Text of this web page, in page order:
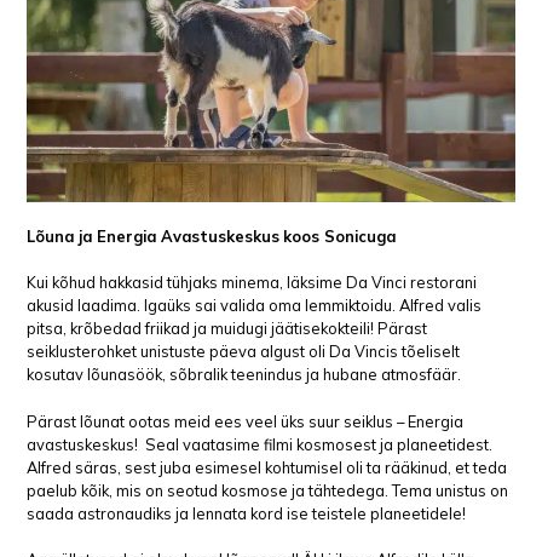
Lõuna ja Energia Avastuskeskus koos Sonicuga
Kui kõhud hakkasid tühjaks minema, läksime Da Vinci restorani
akusid laadima. Igaüks sai valida oma lemmiktoidu. Alfred valis
pitsa, krõbedad friikad ja muidugi jäätisekokteili! Pärast
seiklusterohket unistuste päeva algust oli Da Vincis tõeliselt
kosutav lõunasöök, sõbralik teenindus ja hubane atmosfäär.
Pärast lõunat ootas meid ees veel üks suur seiklus – Energia
avastuskeskus! Seal vaatasime filmi kosmosest ja planeetidest.
Alfred säras, sest juba esimesel kohtumisel oli ta rääkinud, et teda
paelub kõik, mis on seotud kosmose ja tähtedega. Tema unistus on
saada astronaudiks ja lennata kord ise teistele planeetidele!